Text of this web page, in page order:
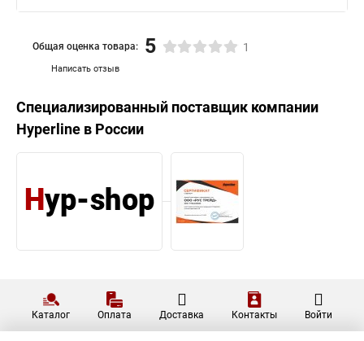
Написать отзыв
Общая оценка товара: 5 1
Специализированный поставщик компании
Hyperline в России
Каталог Оплата Доставка Контакты Войти